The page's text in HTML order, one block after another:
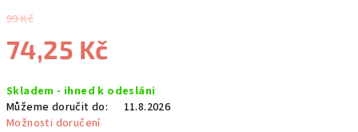
99 Kč
74,25 Kč
cena:
Skladem - ihned k odesláni
Můžeme doručit do:
11.8.2026
Možnosti doručení